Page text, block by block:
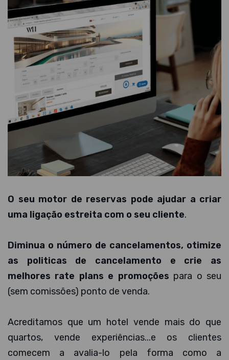
O seu motor de reservas pode ajudar a criar
uma ligação estreita com o seu cliente.
Diminua o número de cancelamentos, otimize
as politicas de cancelamento e crie as
melhores rate plans e promoções para o seu
(sem comissões) ponto de venda.
Acreditamos que um hotel vende mais do que
quartos, vende experiências...e os clientes
comecem a avalia-lo pela forma como a